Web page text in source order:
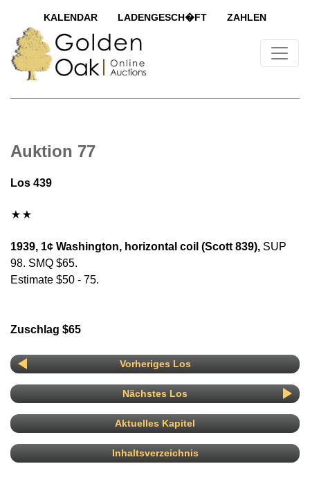
KALENDAR LADENGESCH�FT ZAHLEN
Auktion 77
Los 439
1939, 1¢ Washington, horizontal coil (Scott 839), SUP
98. SMQ $65.
Estimate $50 - 75.
Zuschlag $65
Vorheriges Los
Nächstes Los
Aktuelles Kapitel
Inhaltsverzeichnis